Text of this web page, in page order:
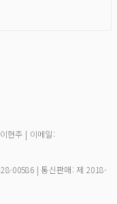
현주 | 이메일:
00586 | 통신판매:제 2018-